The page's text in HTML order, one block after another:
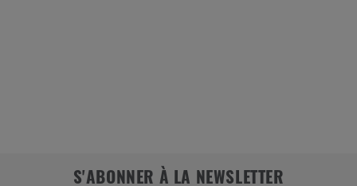
S'ABONNER À LA NEWSLETTER